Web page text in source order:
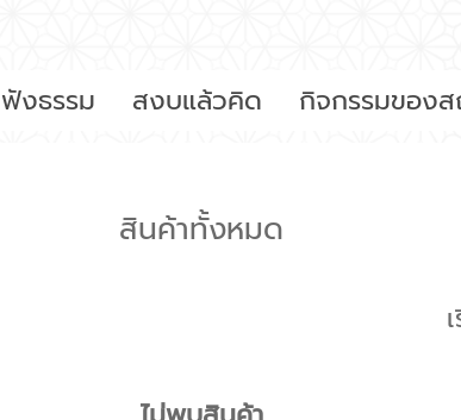
ฟังธรรม สงบแล้วคิด กิจกรรมของ
สินค้าทั้งหมด